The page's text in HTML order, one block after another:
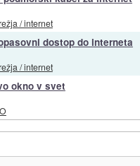
/ internet
dostop do interneta
/ internet
okno v svet